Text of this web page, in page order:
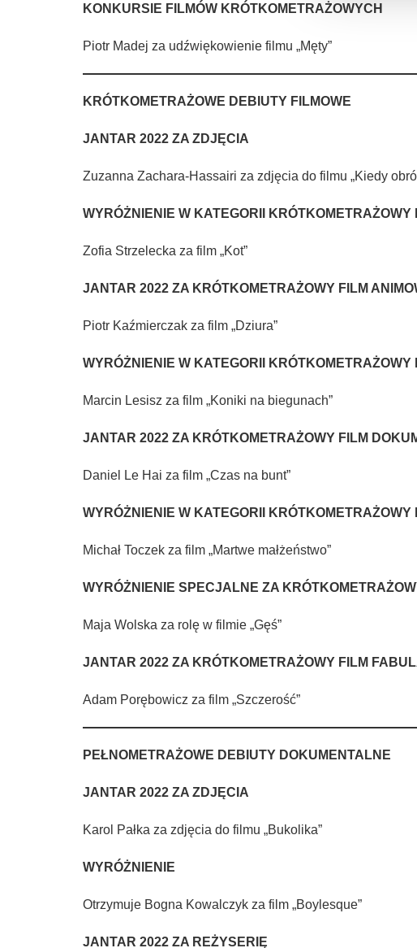
KONKURSIE FILMÓW KRÓTKOMETRAŻOWYCH
Piotr Madej za udźwiękowienie filmu „Męty”
KRÓTKOMETRAŻOWE DEBIUTY FILMOWE
JANTAR 2022 ZA ZDJĘCIA
Zuzanna Zachara-Hassairi za zdjęcia do filmu „Kiedy
WYRÓŻNIENIE W KATEGORII KRÓTKOMETRAŻOWY
Zofia Strzelecka za film „Kot”
JANTAR 2022 ZA KRÓTKOMETRAŻOWY FILM
Piotr Kaźmierczak za film „Dziura”
WYRÓŻNIENIE W KATEGORII
Marcin Lesisz za film „Koniki na biegunach”
JANTAR 2022 ZA KRÓTKOMETRAŻOWY FILM
Daniel Le Hai za film „Czas na bunt”
WYRÓŻNIENIE W KATEGORII
Michał Toczek za film „Martwe małżeństwo”
WYRÓŻNIENIE SPECJALNE ZA
Maja Wolska za rolę w filmie „Gęś”
JANTAR 2022 ZA KRÓTKOMETRAŻOWY FILM
Adam Porębowicz za film „Szczerość”
PEŁNOMETRAŻOWE DEBIUTY DOKUMENTALNE
JANTAR 2022 ZA ZDJĘCIA
Karol Pałka za zdjęcia do filmu „Bukolika”
WYRÓŻNIENIE
Otrzymuje Bogna Kowalczyk za film „Boylesque”
JANTAR 2022 ZA REŻYSERIĘ